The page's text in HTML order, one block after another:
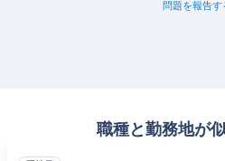
問題を報告す
職種と勤務地が